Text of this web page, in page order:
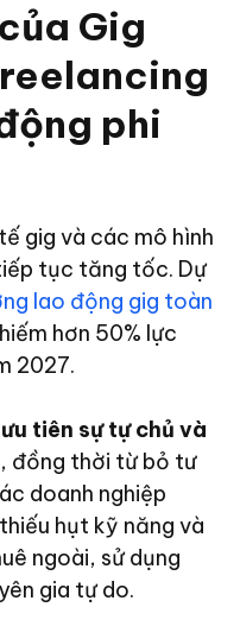
Gig
phi
gig và các mô hình
tục tăng tốc. Dự
lao động gig toàn
hơn 50% lực
2027.
ưu tiên sự tự chủ và
, đồng thời từ bỏ tư
doanh nghiệp
hụt kỹ năng và
ngoài, sử dụng
gia tự do.